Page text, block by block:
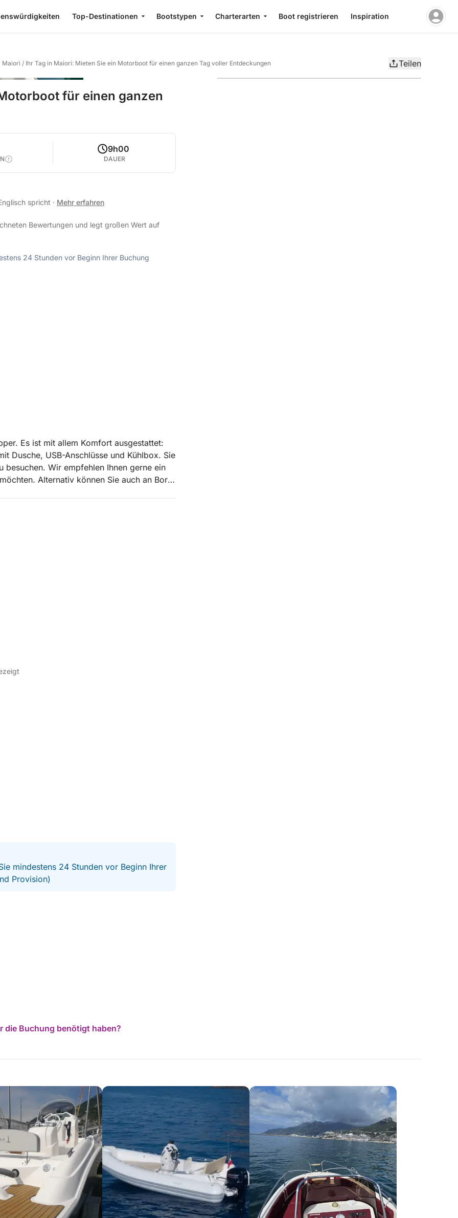
Top-Destinationen Bootstypen Charterarten Boot registrieren Inspiration
Maiori / Ihr Tag in Maiori: Mieten Sie ein Motorboot für einen ganzen Tag voller Entdeckungen Teilen
für einen ganzen
9h00
DAUER
spricht · Mehr erfahren
Bewertungen und legt großen Wert auf
24 Stunden vor Beginn Ihrer Buchung
Es ist mit allem Komfort ausgestattet:
Dusche, USB-Anschlüsse und Kühlbox. Sie
besuchen. Wir empfehlen Ihnen gerne ein
Alternativ können Sie auch an Bord
mindestens 24 Stunden vor Beginn Ihrer
Provision)
die Buchung benötigt haben?